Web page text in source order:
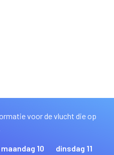
voor de vlucht die op
maandag 10
dinsdag 11